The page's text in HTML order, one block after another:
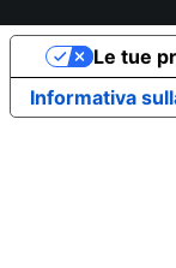
Informativa
Le tue